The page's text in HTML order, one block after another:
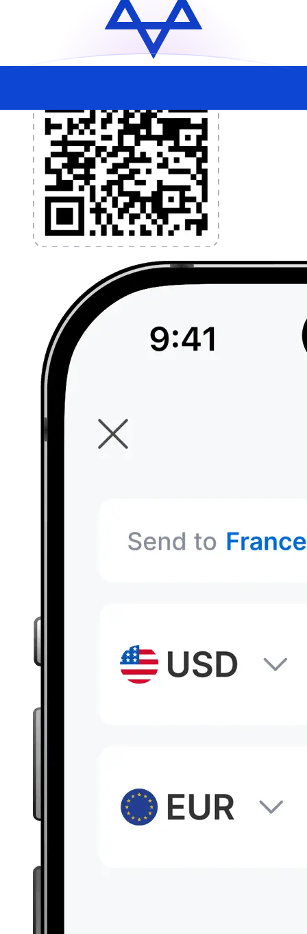
l'application dès aujourd'hui !